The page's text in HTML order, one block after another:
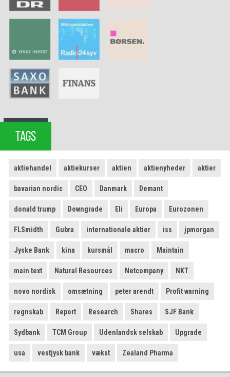
TAGS
aktiehandel aktiekurser aktien aktienyheder aktier
bavarian nordic CEO Danmark Demant
donald trump Downgrade Eli Europa Eurozonen
FLSmidth Gubra internationale aktier iss jpmorgan
Jyske Bank kina kursmål macro Maintain
main text Natural Resources Netcompany NKT
novo nordisk omsætning peter arendt Profit warning
regnskab Report Research Shares SJF Bank
Sydbank TCM Group Udenlandsk selskab Upgrade
usa vestjysk bank vækst Zealand Pharma